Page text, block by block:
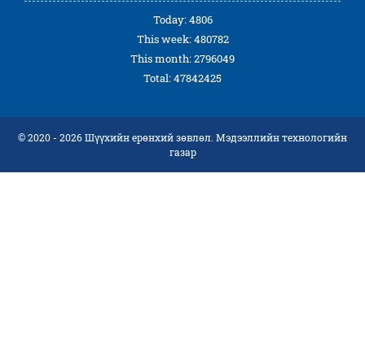
Today: 4806
This week: 480782
This month: 2796049
Total: 47842425
© 2020 - 2026 Шүүхийн ерөнхий зөвлөл. Мэдээллийн технологийн
газар